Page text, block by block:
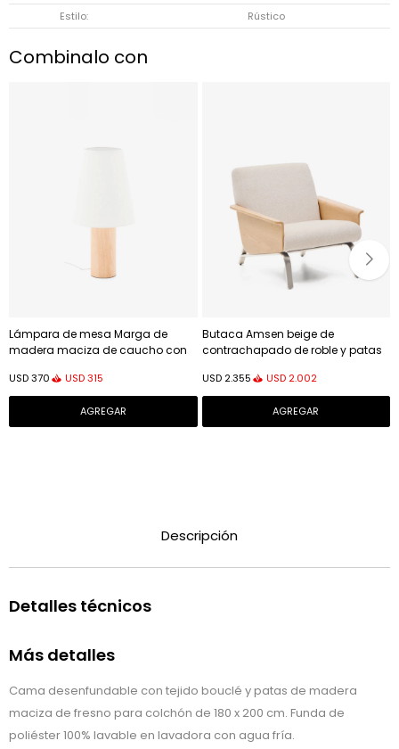
Estilo
Rústico
Combinalo con
Lámpara de mesa Marga de
madera maciza de caucho con
natural
USD370 USD315
Butaca Amsen beige de
contrachapado de roble y patas
USD 2.355 USD 2.002
Descripción
Detalles técnicos
Más detalles
Cama desenfundable con tejido bouclé y patas de madera
maciza de fresno para colchón de 180 x 200 cm. Funda de
poliéster 100% lavable en lavadora con agua fría.